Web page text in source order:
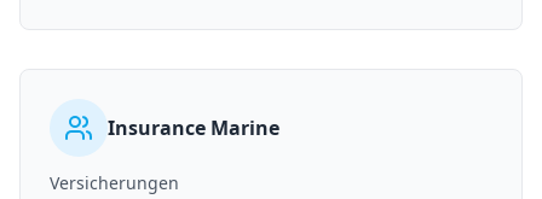
Insurance Marine
Versicherungen